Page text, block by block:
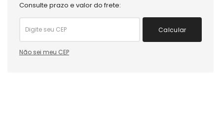
Consulte prazo e valor do frete:
Calcular
Não sei meu CEP